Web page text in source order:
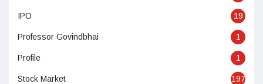
IPO 19
Professor Govindbhai 1
Profile 1
Stock Market 197